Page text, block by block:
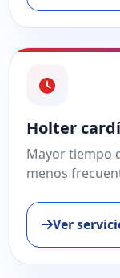
Holter
Mayor tiempo
menos
Ver